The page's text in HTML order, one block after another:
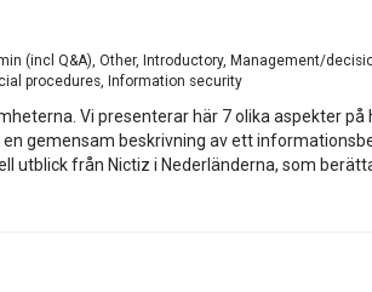
(incl Q&A), Other, Introductory, Management/
procedures, Information security
Vi presenterar här 7 olika aspekter på
gemensam beskrivning av ett
utblick från Nictiz i Nederländerna, som